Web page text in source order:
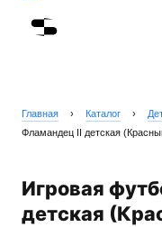
Главная › Каталог ›
Фламандец II детская
Игровая футболка Фламандец II
детская